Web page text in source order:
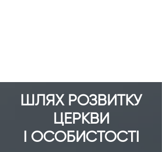
ШЛЯХ РОЗВИТКУ
ЦЕРКВИ
І ОСОБИСТОСТІ